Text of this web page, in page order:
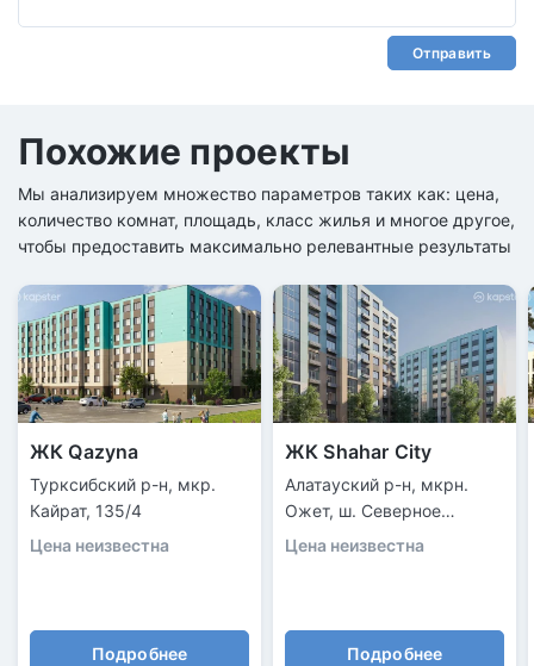
Отправить
Похожие проекты
Мы анализируем множество параметров таких как: цена,
количество комнат, площадь, класс жилья и многое другое,
чтобы предоставить максимально релевантные результаты
ЖК Qazyna
Турксибский р-н, мкр.
Кайрат, 135/4
Цена неизвестна
Подробнее
ЖК Shahar City
Алатауский р-н, мкрн.
Ожет, ш. Северное
Кольцо, уч. 92/6
Цена неизвестна
Подробнее